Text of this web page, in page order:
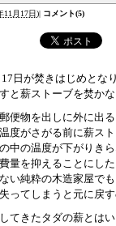
11月17日)| コメント(5)
日が焚きはじめとな
と薪ストーブを焚か
便物を出しに外に出
度がさがる前に薪ス
中の温度が下がりき
量を抑えることにした
い純粋の木造家屋で
ってしまうと元に戻
てきたタダの薪とは